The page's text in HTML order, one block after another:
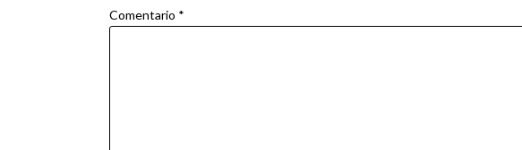
Comentario *